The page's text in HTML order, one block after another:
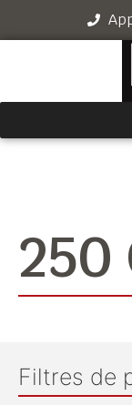
250
Filtres de